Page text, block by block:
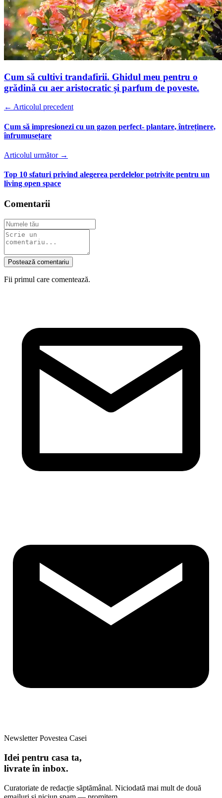
Cum să cultivi trandafirii. Ghidul meu pentru o
grădină cu aer aristocratic și parfum de poveste.
← Articolul precedent
Cum să impresionezi cu un gazon perfect- plantare, întreținere,
înfrumusețare
Articolul următor →
Top 10 sfaturi privind alegerea perdelelor potrivite pentru un
living open space
Comentarii
Postează comentariu
Fii primul care comentează.
Newsletter Povestea Casei
Idei pentru casa ta,
livrate în inbox.
Curatoriate de redacție săptămânal. Niciodată mai mult de două